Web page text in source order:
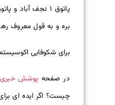
پاتوق ۱ نجف
بره و به قول معروف
برای شکوفایی
در صفحه پوشش خبری
چیست؟ اگر ایده ای